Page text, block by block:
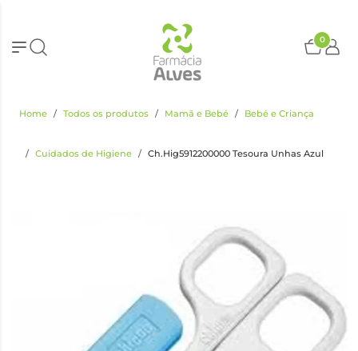
0
Home Todos os produtos Mamã e Bebé Bebé e Criança
Cuidados de Higiene Ch.Hig5912200000 Tesoura Unhas Azul